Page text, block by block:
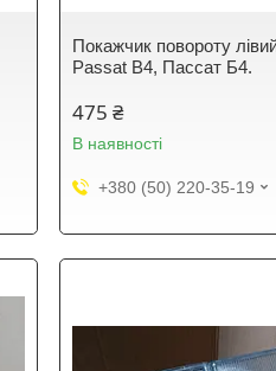
Покажчик повороту
Passat B4, Пассат Б4.
475 ₴
В наявності
+380 (50) 220-35-19